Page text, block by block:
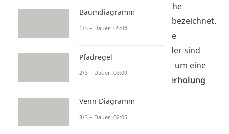
eine mögliche
Anordnung von Objekten bezeichnet.
Je nachdem ob alle Objekte
unterscheidbar voneinander sind
oder nicht, handelt es sich um eine
Permutationen mit Wiederholung
Baumdiagramm
1/3 – Dauer: 05:04
Pfadregel
2/3 – Dauer: 03:09
Venn Diagramm
3/3 – Dauer: 02:05